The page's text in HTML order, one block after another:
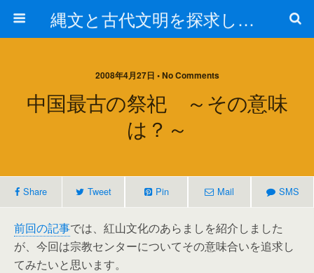
縄文と古代文明を探求しよう！
2008年4月27日 • No Comments
中国最古の祭祀 ～その意味
は？～
Share Tweet Pin Mail SMS
前回の記事では、紅山文化のあらましを紹介しました
が、今回は宗教センターについてその意味合いを追求し
てみたいと思います。